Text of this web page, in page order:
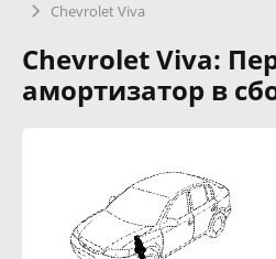
Chevrolet Viva
Chevrolet Viva:
амортизатор в